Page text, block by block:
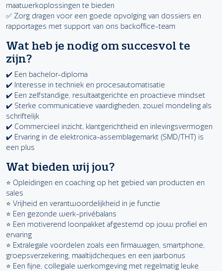
maatwerkoplossingen te bieden
✅ Zorg dragen voor een goede opvolging van dossiers en
rapportages met support van ons backoffice-team
Wat heb je nodig om succesvol te
zijn?
✔️ Een bachelor-diploma
✔️ Interesse in techniek en procesautomatisatie
✔️ Een zelfstandige, resultaatgerichte en proactieve mindset
✔️ Sterke communicatieve vaardigheden, zowel mondeling als
schriftelijk
✔️ Commercieel inzicht, klantgerichtheid en inlevingsvermogen
✔️ Ervaring in de elektronica-assemblagemarkt (SMD/THT) is
een plus
Wat bieden wij jou?
⭐ Opleidingen en coaching op het gebied van producten en
sales
⭐ Vrijheid en verantwoordelijkheid in je functie
⭐ Een gezonde werk-privébalans
⭐ Een motiverend loonpakket afgestemd op jouw profiel en
ervaring
⭐ Extralegale voordelen zoals een firmawagen, smartphone,
groepsverzekering, maaltijdcheques en een jaarbonus
⭐ Een fijne, collegiale werkomgeving met regelmatig leuke